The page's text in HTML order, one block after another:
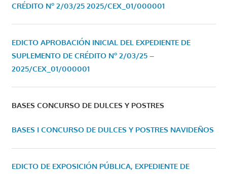
CRÉDITO Nº 2/03/25 2025/CEX_01/000001
EDICTO APROBACIÓN INICIAL DEL EXPEDIENTE DE
SUPLEMENTO DE CRÉDITO Nº 2/03/25 –
2025/CEX_01/000001
BASES CONCURSO DE DULCES Y POSTRES
BASES I CONCURSO DE DULCES Y POSTRES NAVIDEÑOS
EDICTO DE EXPOSICIÓN PÚBLICA, EXPEDIENTE DE